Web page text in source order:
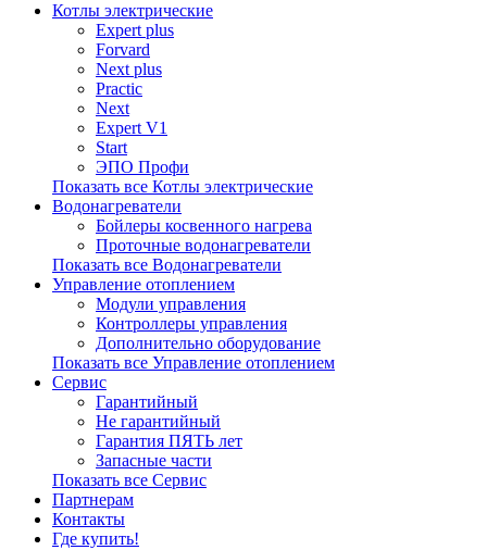
Котлы электрические
Expert plus
Forvard
Next plus
Practic
Next
Expert V1
Start
ЭПО Профи
Показать все Котлы электрические
Водонагреватели
Бойлеры косвенного нагрева
Проточные водонагреватели
Показать все Водонагреватели
Управление отоплением
Модули управления
Контроллеры управления
Дополнительно оборудование
Показать все Управление отоплением
Сервис
Гарантийный
Не гарантийный
Гарантия ПЯТЬ лет
Запасные части
Показать все Сервис
Партнерам
Контакты
Где купить!